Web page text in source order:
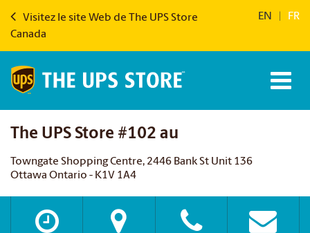
Visitez le site Web de The UPS Store
Canada
EN FR
The UPS Store #102 au
Towngate Shopping Centre, 2446 Bank St Unit 136
Ottawa Ontario - K1V 1A4